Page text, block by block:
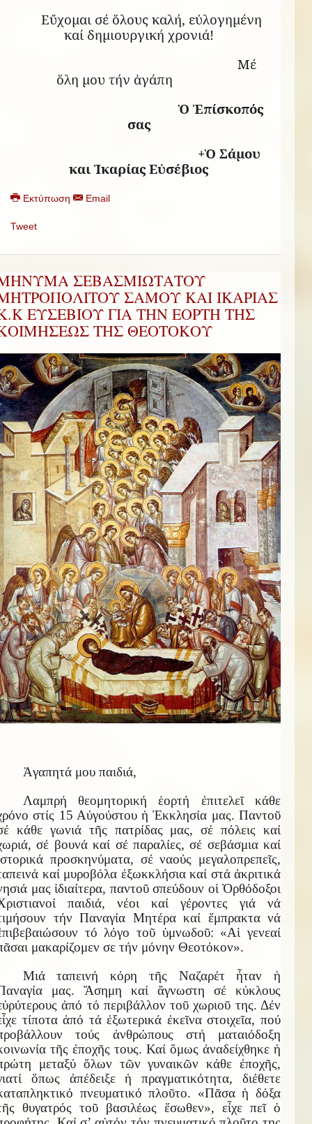
Εὔχομαι σέ ὅλους καλή, εὐλογημένη
καί δημιουργική χρονιά!
Μέ
ὅλη μου τήν ἀγάπη
Ὁ Ἐπίσκοπός
σας
+Ὁ Σάμου
και Ἰκαρίας Εὐσέβιος
Εκτύπωση Email
Tweet
ΣΕΒΑΣΜΙΩΤΑΤΟΥ
ΣΑΜΟΥ ΚΑΙ ΙΚΑΡΙΑΣ
ΕΥΣΕΒΙΟΥ ΓΙΑ ΤΗΝ ΕΟΡΤΗ ΤΗΣ
ΤΗΣ ΘΕΟΤΟΚΟΥ
Ἀγαπητά μου παιδιά,
Λαμπρή θεομητορική ἑορτή ἐπιτελεῖ κάθε
στίς 15 Αὐγούστου ἡ Ἐκκλησία μας. Παντοῦ
κάθε γωνιά τῆς πατρίδας μας, σέ πόλεις καί
σέ βουνά καί σέ παραλίες, σέ σεβάσμια καί
προσκηνύματα, σέ ναούς μεγαλοπρεπεῖς,
καί μυροβόλα ἐξωκκλήσια καί στά ἀκριτικά
μας ἰδιαίτερα, παντοῦ σπεύδουν οἱ Ὀρθόδοξοι
παιδιά, νέοι καί γέροντες γιά νά
τήν Παναγία Μητέρα καί ἔμπρακτα νά
τό λόγο τοῦ ὑμνωδοῦ: «Αἱ γενεαί
μακαρίζομεν σε τήν μόνην Θεοτόκον».
Μιά ταπεινή κόρη τῆς Ναζαρέτ ἦταν ἡ
μας. Ἄσημη καί ἄγνωστη σέ κύκλους
ἀπό τό περιβάλλον τοῦ χωριοῦ της. Δέν
τίποτα ἀπό τά ἐξωτερικά ἐκεῖνα στοιχεῖα, πού
τούς ἀνθρώπους στή ματαιόδοξη
τῆς ἐποχῆς τους. Καί ὅμως ἀναδείχθηκε ἡ
μεταξύ ὅλων τῶν γυναικῶν κάθε ἐποχῆς,
ὅπως ἀπέδειξε ἡ πραγματικότητα, διέθετε
πνευματικό πλοῦτο. «Πᾶσα ἡ δόξα
θυγατρός τοῦ βασιλέως ἔσωθεν», εἶχε πεῖ ὁ